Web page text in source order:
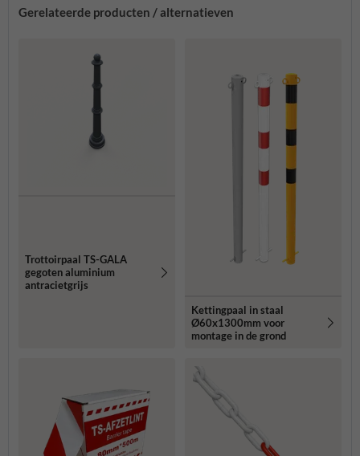
Gerelateerde producten / alternatieven
Trottoirpaal TS-GALA
gegoten aluminium
antracietgrijs
Kettingpaal in staal
Ø60x1300mm voor
montage in de grond